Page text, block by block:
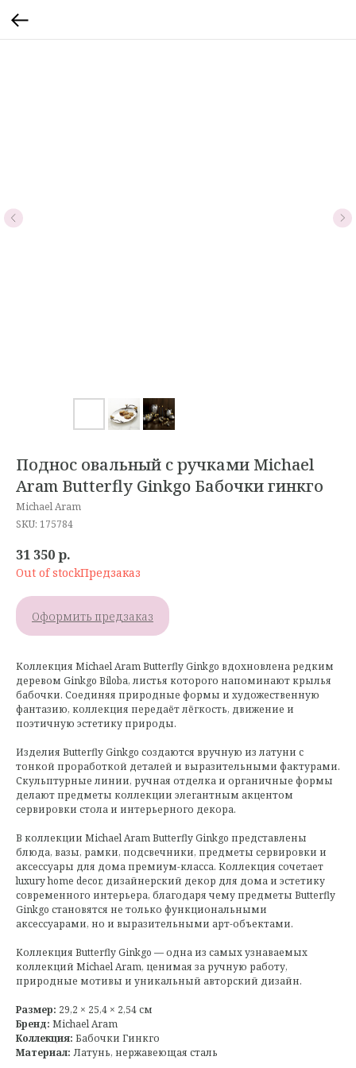
Поднос овальный с ручками Michael
Aram Butterfly Ginkgo Бабочки гинкго
Michael Aram
SKU: 175784
31 350р.
Out of stock
Оформить предзаказ
Коллекция Michael Aram Butterfly Ginkgo вдохновлена редким
деревом Ginkgo Biloba, листья которого напоминают крылья
бабочки. Соединяя природные формы и художественную
фантазию, коллекция передаёт лёгкость, движение и
поэтичную эстетику природы.
Изделия Butterfly Ginkgo создаются вручную из латуни с
тонкой проработкой деталей и выразительными фактурами.
Скульптурные линии, ручная отделка и органичные формы
делают предметы коллекции элегантным акцентом
сервировки стола и интерьерного декора.
В коллекции Michael Aram Butterfly Ginkgo представлены
блюда, вазы, рамки, подсвечники, предметы сервировки и
аксессуары для дома премиум-класса. Коллекция сочетает
luxury home decor, дизайнерский декор для дома и эстетику
современного интерьера, благодаря чему предметы Butterfly
Ginkgo становятся не только функциональными
аксессуарами, но и выразительными арт-объектами.
Коллекция Butterfly Ginkgo — одна из самых узнаваемых
коллекций Michael Aram, ценимая за ручную работу,
природные мотивы и уникальный авторский дизайн.
Размер: 29,2 × 25,4 × 2,54 см
Бренд: Michael Aram
Коллекция: Бабочки Гинкго
Материал: Латунь, нержавеющая сталь